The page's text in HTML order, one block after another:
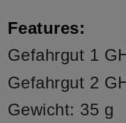
Features:
Gefahrgut 1
Gefahrgut 2
Gewicht: 35 g